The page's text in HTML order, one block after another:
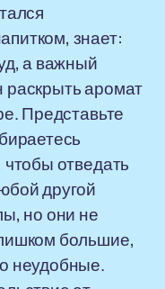
знает:
а важный
раскрыть аромат
Представьте
отведать
другой
но они не
большие,
неудобные.